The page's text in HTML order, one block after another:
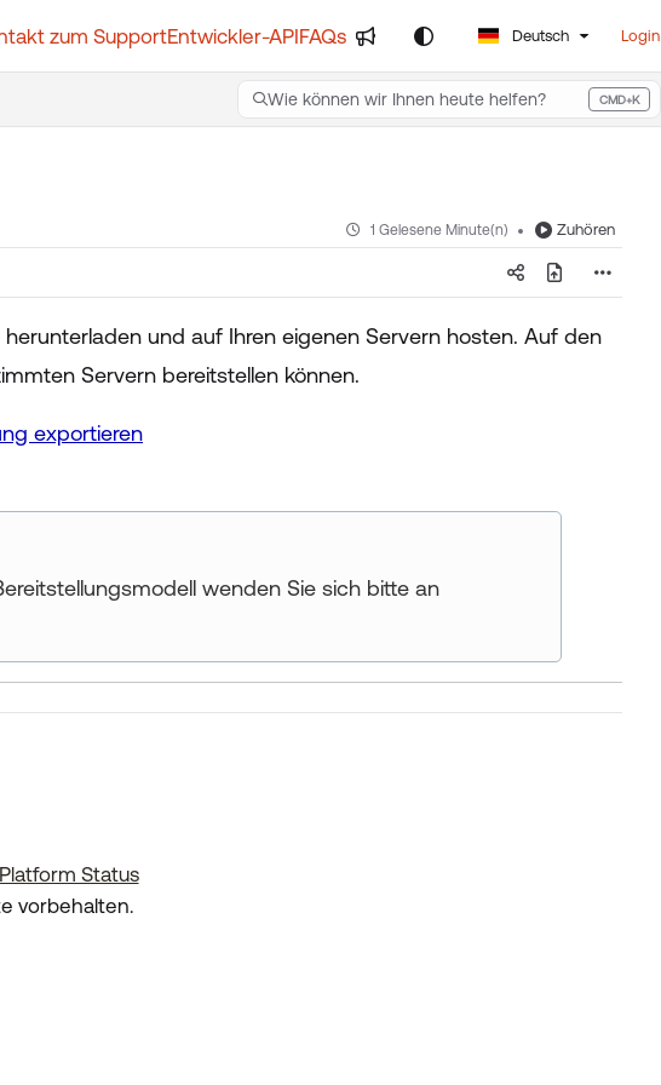
zum SupportEntwickler-APIFAQs Deutsch Login
Wie können wir Ihnen heute helfen? CMD+K
Press CMD+K to open search
1 Gelesene Minute(n) Zuhören
und auf Ihren eigenen Servern hosten. Auf den
Servern bereitstellen können.
exportieren
wenden Sie sich bitte an
Status
vorbehalten.